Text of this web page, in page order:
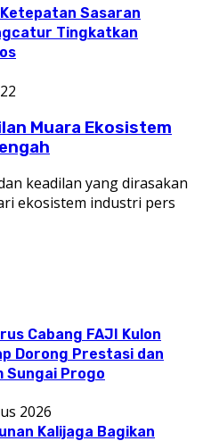
Sasaran
Tingkatkan
Muara Ekosistem
keadilan yang dirasakan
ekosistem industri pers
Cabang FAJI Kulon
Dorong Prestasi dan
Sungai Progo
2026
Kalijaga Bagikan